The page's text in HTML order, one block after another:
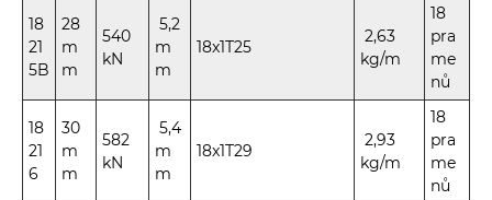
18
21
5B
28
m
m
540
kN
5,2
m
m
18x1T25
2,63
kg/m
18
pra
me
nů
18
21
6
30
m
m
582
kN
5,4
m
m
18x1T29
2,93
kg/m
18
pra
me
nů